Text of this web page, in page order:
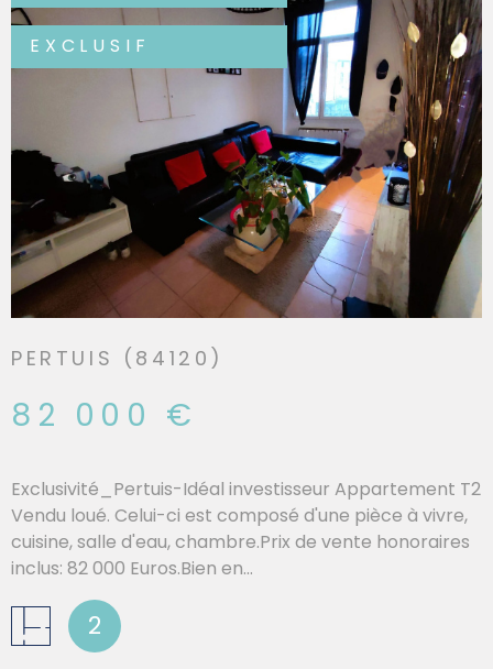
EXCLUSIF
PERTUIS (84120)
82 000 €
Exclusivité_Pertuis-Idéal investisseur Appartement T2
Vendu loué. Celui-ci est composé d'une pièce à vivre,
cuisine, salle d'eau, chambre.Prix de vente honoraires
inclus: 82 000 Euros.Bien en...
2